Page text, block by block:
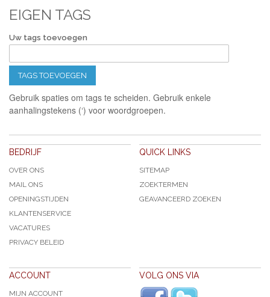
EIGEN TAGS
Uw tags toevoegen
TAGS TOEVOEGEN
Gebruik spaties om tags te scheiden. Gebruik enkele
aanhalingstekens (‘) voor woordgroepen.
BEDRIJF
OVER ONS
MAIL ONS
OPENINGSTIJDEN
KLANTENSERVICE
VACATURES
PRIVACY BELEID
QUICK LINKS
SITEMAP
ZOEKTERMEN
GEAVANCEERD ZOEKEN
ACCOUNT
MIJN ACCOUNT
VOLG ONS VIA